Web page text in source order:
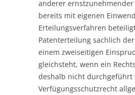
anderer
bereits mit eigenen
Erteilungsverfahren
Patenterteilung sachlich
einem zweiseitigen
gleichsteht, wenn ein
deshalb nicht durchgeführt
Verfügungsschutzrecht